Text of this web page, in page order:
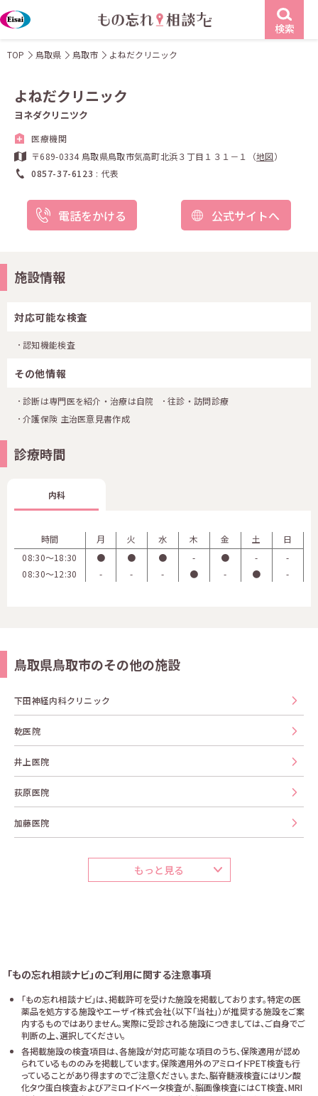
検索
TOP 鳥取県 鳥取市 よねだクリニック
よねだクリニック
ヨネダクリニツク
医療機関
〒689-0334 鳥取県鳥取市気高町北浜３丁目１３１－１（地図）
0857-37-6123
代表
電話をかける 公式サイトへ
施設情報
対応可能な検査
認知機能検査
その他情報
診断は専門医を紹介・治療は自院
往診・訪問診療
介護保険 主治医意見書作成
診療時間
内科
時間 月 火 水 木 金 土
日
08:30〜18:30
● ● ● - ● -
-
08:30〜12:30
- - - ● - ● -
鳥取県鳥取市のその他の施設
下田神経内科クリニック
乾医院
井上医院
荻原医院
加藤医院
もっと見る
「もの忘れ相談ナビ」のご利用に関する注意事項
「もの忘れ相談ナビ」は、掲載許可を受けた施設を掲載しております。特定の医
薬品を処方する施設やエーザイ株式会社（以下「当社」）が推奨する施設をご案
内するものではありません。実際に受診される施設につきましては、ご自身でご
判断の上、選択してください。
各掲載施設の検査項目は、各施設が対応可能な項目のうち、保険適用が認め
られているもののみを掲載しています。保険適用外のアミロイドPET検査も行
っていることがあり得ますのでご注意ください。また、脳脊髄液検査にはリン酸
化タウ蛋白検査およびアミロイドベータ検査が、脳画像検査にはCT検査、MRI